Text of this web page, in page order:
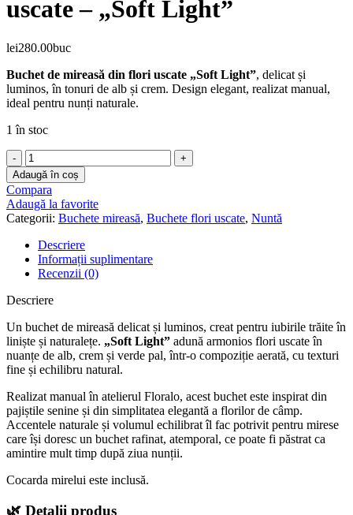
uscate – „Soft Light”
lei280.00buc
Buchet de mireasă din flori uscate „Soft Light”, delicat și
luminos, în tonuri de alb și crem. Design elegant, realizat manual,
ideal pentru nunți naturale.
1 în stoc
Cantitate
Buchet
de
mireasă
din
flori
uscate
–
„Soft
Light”
Adaugă în coș
Compara
Adaugă la favorite
Categorii: Buchete mireasă, Buchete flori uscate, Nuntă
Descriere
Informații suplimentare
Recenzii (0)
Descriere
Un buchet de mireasă delicat și luminos, creat pentru iubirile trăite în
liniște și naturalețe. „Soft Light” adună armonios flori uscate în
nuanțe de alb, crem și verde pal, într-o compoziție aerată, cu texturi
fine și echilibru natural.
Realizat manual în atelierul Floralo, acest buchet este inspirat din
pajiștile senine și din simplitatea elegantă a florilor de câmp.
Accentele naturale și volumul echilibrat îl fac potrivit pentru mirese
care își doresc un buchet rafinat, atemporal, ce poate fi păstrat ca
amintire mult timp după ziua nunții.
Cocarda mirelui este inclusă.
🌿 Detalii produs